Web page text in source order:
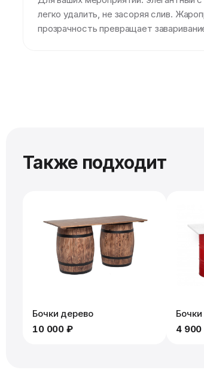
легко удалить, не засоряя слив.
прозрачность превращает
Также подходит
Бочки дерево
10 000 ₽
4 900